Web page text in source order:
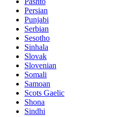
Persian
Punjabi
Serbian
Sesotho
Sinhala
Slovak
Slovenian
Somali
Samoan
Scots Gaelic
Shona
Sindhi